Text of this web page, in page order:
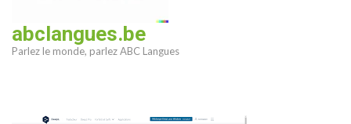
abclangues.be
Parlez le monde, parlez ABC Langues